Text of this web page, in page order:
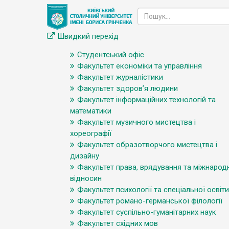
Швидкий перехід
Студентський офіс
Факультет економіки та управління
Факультет журналістики
Факультет здоров’я людини
Факультет інформаційних технологій та
математики
Факультет музичного мистецтва і
хореографії
Факультет образотворчого мистецтва і
дизайну
Факультет права, врядування та
відносин
Факультет психології та спеціальної освіти
Факультет романо-германської філології
Факультет суспільно-гуманітарних наук
Факультет східних мов